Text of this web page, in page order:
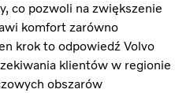
co pozwoli na zwiększenie
komfort zarówno
krok to odpowiedź Volvo
klientów w regionie
obszarów